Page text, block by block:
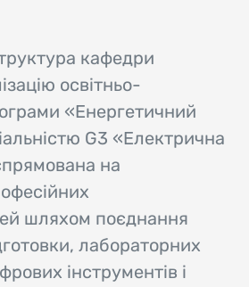
кафедри
освітньо-
«Енергетичний
G3 «Електрична
на
шляхом поєднання
лабораторних
інструментів і